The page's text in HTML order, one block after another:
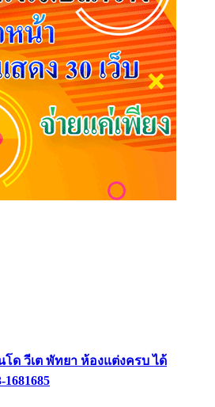
ด วีเต พัทยา ห้องแต่งครบ ได้